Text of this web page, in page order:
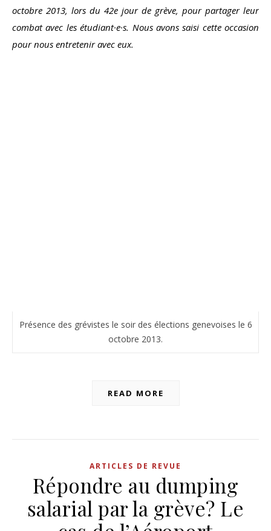
octobre 2013, lors du 42e jour de grève, pour partager leur
combat avec les étudiant·e·s. Nous avons saisi cette occasion
pour nous entretenir avec eux.
Présence des grévistes le soir des élections genevoises le 6
octobre 2013.
READ MORE
ARTICLES DE REVUE
Répondre au dumping
salarial par la grève? Le